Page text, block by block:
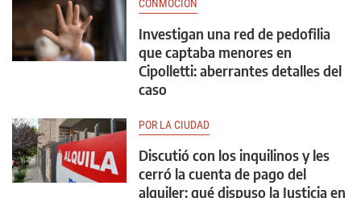
CONMOCIÓN
Investigan una red de pedofilia
que captaba menores en
Cipolletti: aberrantes detalles del
caso
POR LA CIUDAD
Discutió con los inquilinos y les
cerró la cuenta de pago del
alquiler: qué dispuso la Justicia en